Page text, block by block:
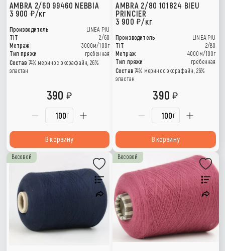
AMBRA 2/60 99460 NEBBIA
3 900
/кг
Производитель
LINEA PIU
TIT
2/60
Метраж
3000м/100г
Тип пряжи
гребенная
Состав 74% меринос эксрафайн, 26%
эластан
г
390
В корзину
AMBRA 2/80 101824 BIEU
PRINCIER
3 900 /кг
Производитель
LINEA PIU
TIT
2/80
Метраж
4000м/100г
Тип пряжи
гребенная
Состав 74% меринос эксрафайн, 26%
эластан
г
390
В корзину
Весовой Весовой